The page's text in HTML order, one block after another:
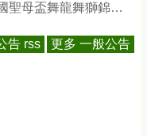
母盃舞龍舞獅錦標賽
告 rss 更多 一般公告